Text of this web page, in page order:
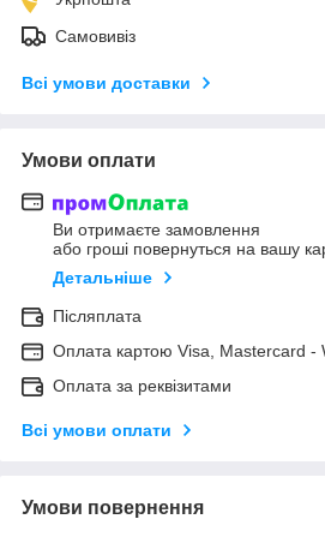
Самовивіз
Всі умови доставки
Умови оплати
Ви отримаєте замовлення
або гроші повернуться на вашу
Детальніше
Післяплата
Оплата картою Visa, Mastercard -
Оплата за реквізитами
Всі умови оплати
Умови повернення